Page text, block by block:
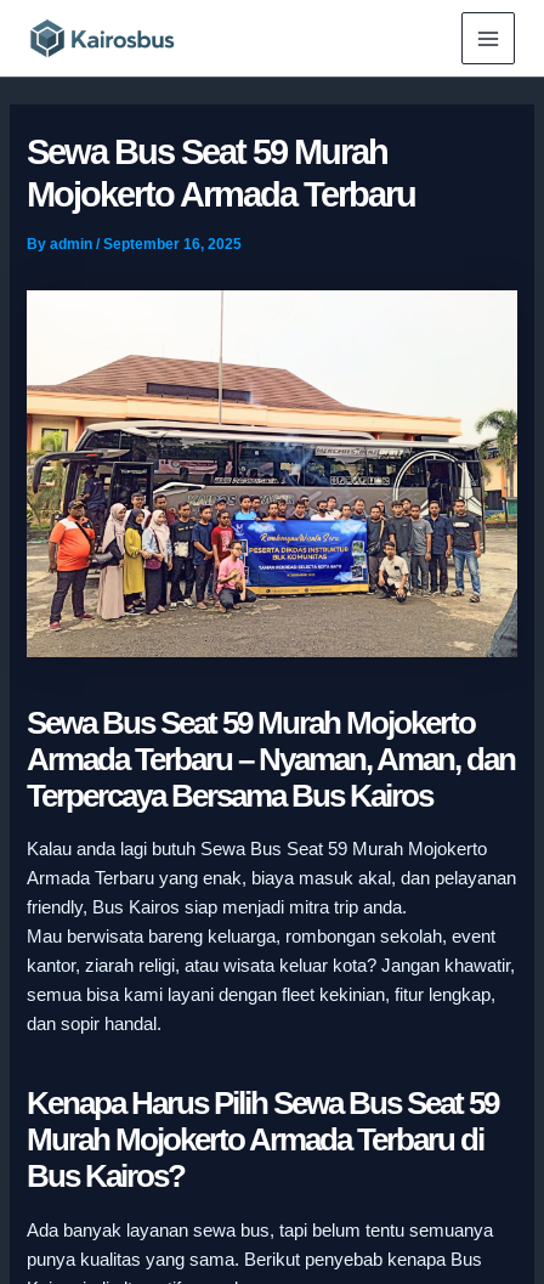
Main
Menu
Sewa Bus Seat 59 Murah
Mojokerto Armada Terbaru
Byadmin/September 16, 2025
Sewa Bus Seat 59 Murah Mojokerto
Armada Terbaru – Nyaman, Aman, dan
Terpercaya Bersama Bus Kairos
Kalau anda lagi butuh Sewa Bus Seat 59 Murah Mojokerto
Armada Terbaru yang enak, biaya masuk akal, dan pelayanan
friendly, Bus Kairos siap menjadi mitra trip anda.
Mau berwisata bareng keluarga, rombongan sekolah, event
kantor, ziarah religi, atau wisata keluar kota? Jangan khawatir,
semua bisa kami layani dengan fleet kekinian, fitur lengkap,
dan sopir handal.
Kenapa Harus Pilih Sewa Bus Seat 59
Murah Mojokerto Armada Terbaru di
Bus Kairos?
Ada banyak layanan sewa bus, tapi belum tentu semuanya
punya kualitas yang sama. Berikut penyebab kenapa Bus